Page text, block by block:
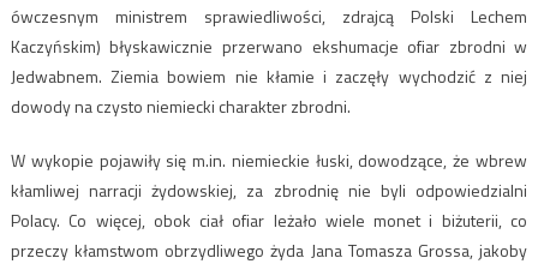
ówczesnym ministrem sprawiedliwości, zdrajcą Polski Lechem
Kaczyńskim) błyskawicznie przerwano ekshumacje ofiar zbrodni w
Jedwabnem. Ziemia bowiem nie kłamie i zaczęły wychodzić z niej
dowody na czysto niemiecki charakter zbrodni.
W wykopie pojawiły się m.in. niemieckie łuski, dowodzące, że wbrew
kłamliwej narracji żydowskiej, za zbrodnię nie byli odpowiedzialni
Polacy. Co więcej, obok ciał ofiar leżało wiele monet i biżuterii, co
przeczy kłamstwom obrzydliwego żyda Jana Tomasza Grossa, jakoby